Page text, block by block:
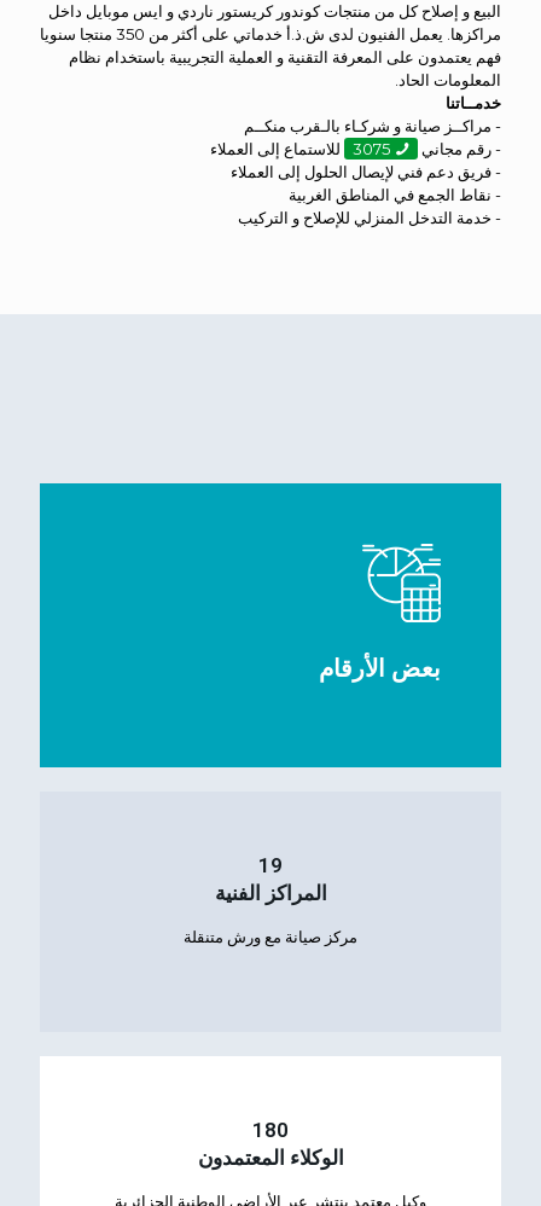
البيع و إصلاح كل من منتجات كوندور كريستور ناردي و ايس موبايل داخل
مراكزها. يعمل الفنيون لدى ش.ذ.أ خدماتي على أكثر من 350 منتجا سنويا
فهم يعتمدون على المعرفة التقنية و العملية التجريبية باستخدام نظام
المعلومات الحاد.
خدمــاتنا
- مراكــز صيانة و شركـاء بالـقرب منكــم
- رقم مجاني
للاستماع إلى العملاء
- فريق دعم فني لإيصال الحلول إلى العملاء
- نقاط الجمع في المناطق الغربية
- خدمة التدخل المنزلي للإصلاح و التركيب
بعض الأرقام
19
المراكز الفنية
مركز صيانة مع ورش متنقلة
180
الوكلاء المعتمدون
وكيل معتمد ينتشر عبر الأراضي الوطنية الجزائرية